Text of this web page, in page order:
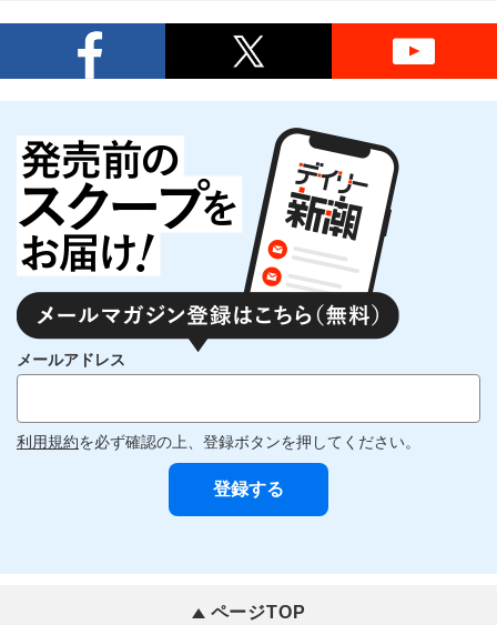
メールアドレス
利用規約を必ず確認の上、登録ボタンを押してください。
ページTOP